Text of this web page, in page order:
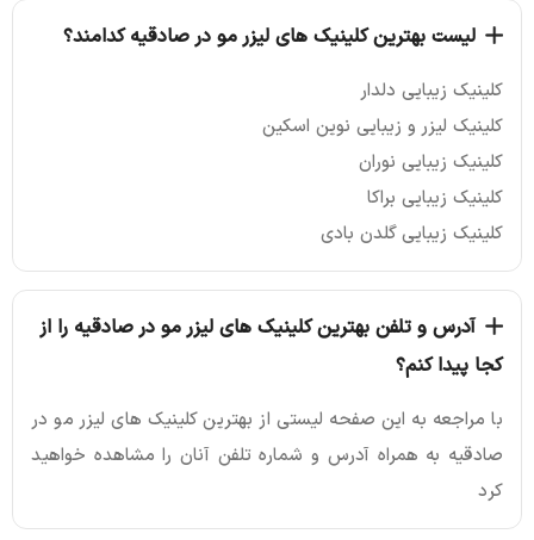
لیست بهترین کلینیک های لیزر مو در صادقیه کدامند؟
کلینیک زیبایی دلدار
كلينيک ليزر و زيبايی نوين اسكين
کلینیک زیبایی نوران
کلینیک زیبایی براکا
کلینیک زیبایی گلدن بادی
آدرس و تلفن بهترین کلینیک های لیزر مو در صادقیه را از
کجا پیدا کنم؟
با مراجعه به این صفحه لیستی از بهترین کلینیک های لیزر مو در
صادقیه به همراه آدرس و شماره تلفن آنان را مشاهده خواهید
کرد